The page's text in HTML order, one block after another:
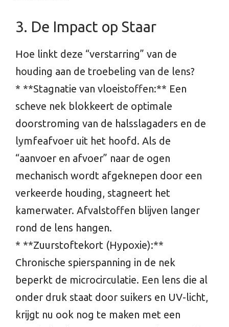
3. De Impact op Staar
Hoe linkt deze “verstarring” van de
houding aan de troebeling van de lens?
* **Stagnatie van vloeistoffen:** Een
scheve nek blokkeert de optimale
doorstroming van de halsslagaders en de
lymfeafvoer uit het hoofd. Als de
“aanvoer en afvoer” naar de ogen
mechanisch wordt afgeknepen door een
verkeerde houding, stagneert het
kamerwater. Afvalstoffen blijven langer
rond de lens hangen.
* **Zuurstoftekort (Hypoxie):**
Chronische spierspanning in de nek
beperkt de microcirculatie. Een lens die al
onder druk staat door suikers en UV-licht,
krijgt nu ook nog te maken met een